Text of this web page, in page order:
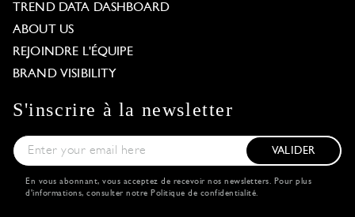
TREND DATA DASHBOARD
ABOUT US
REJOINDRE L'ÉQUIPE
BRAND VISIBILITY
S'inscrire à la newsletter
VALIDER
En vous abonnant, vous acceptez de recevoir nos newsletters. Pour plus
d'informations, consulter notre Politique de confidentialité.